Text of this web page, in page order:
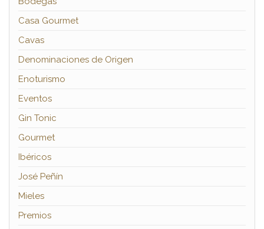
Casa Gourmet
Cavas
Denominaciones de Origen
Enoturismo
Eventos
Gin Tonic
Gourmet
Ibéricos
José Peñín
Mieles
Premios